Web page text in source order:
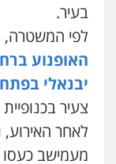
בעיר.
לפי המשטרה,
האופנוע
יבנאלי
צעיר
לאחר האירוע,
מעמישב כעסו